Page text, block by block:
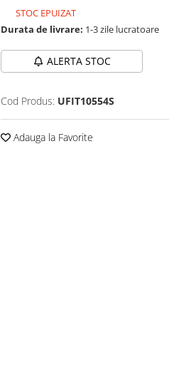
STOC EPUIZAT
Durata de livrare: 1-3 zile lucratoare
ALERTA STOC
Cod Produs: UFIT10554S
Adauga la Favorite